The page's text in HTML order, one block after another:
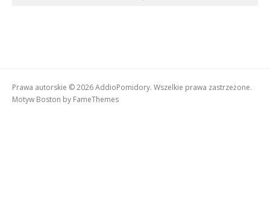
Prawa autorskie © 2026 AddioPomidory. Wszelkie prawa zastrzeżone.
Motyw Boston by FameThemes